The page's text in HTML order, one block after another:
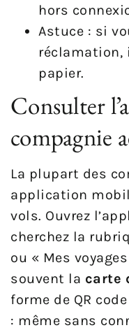
hors
Astuce : si
réclamation,
papier.
Consulter
compagnie
La plupart des
application
vols. Ouvrez
cherchez la
ou « Mes
souvent la carte
forme de QR
: même sans